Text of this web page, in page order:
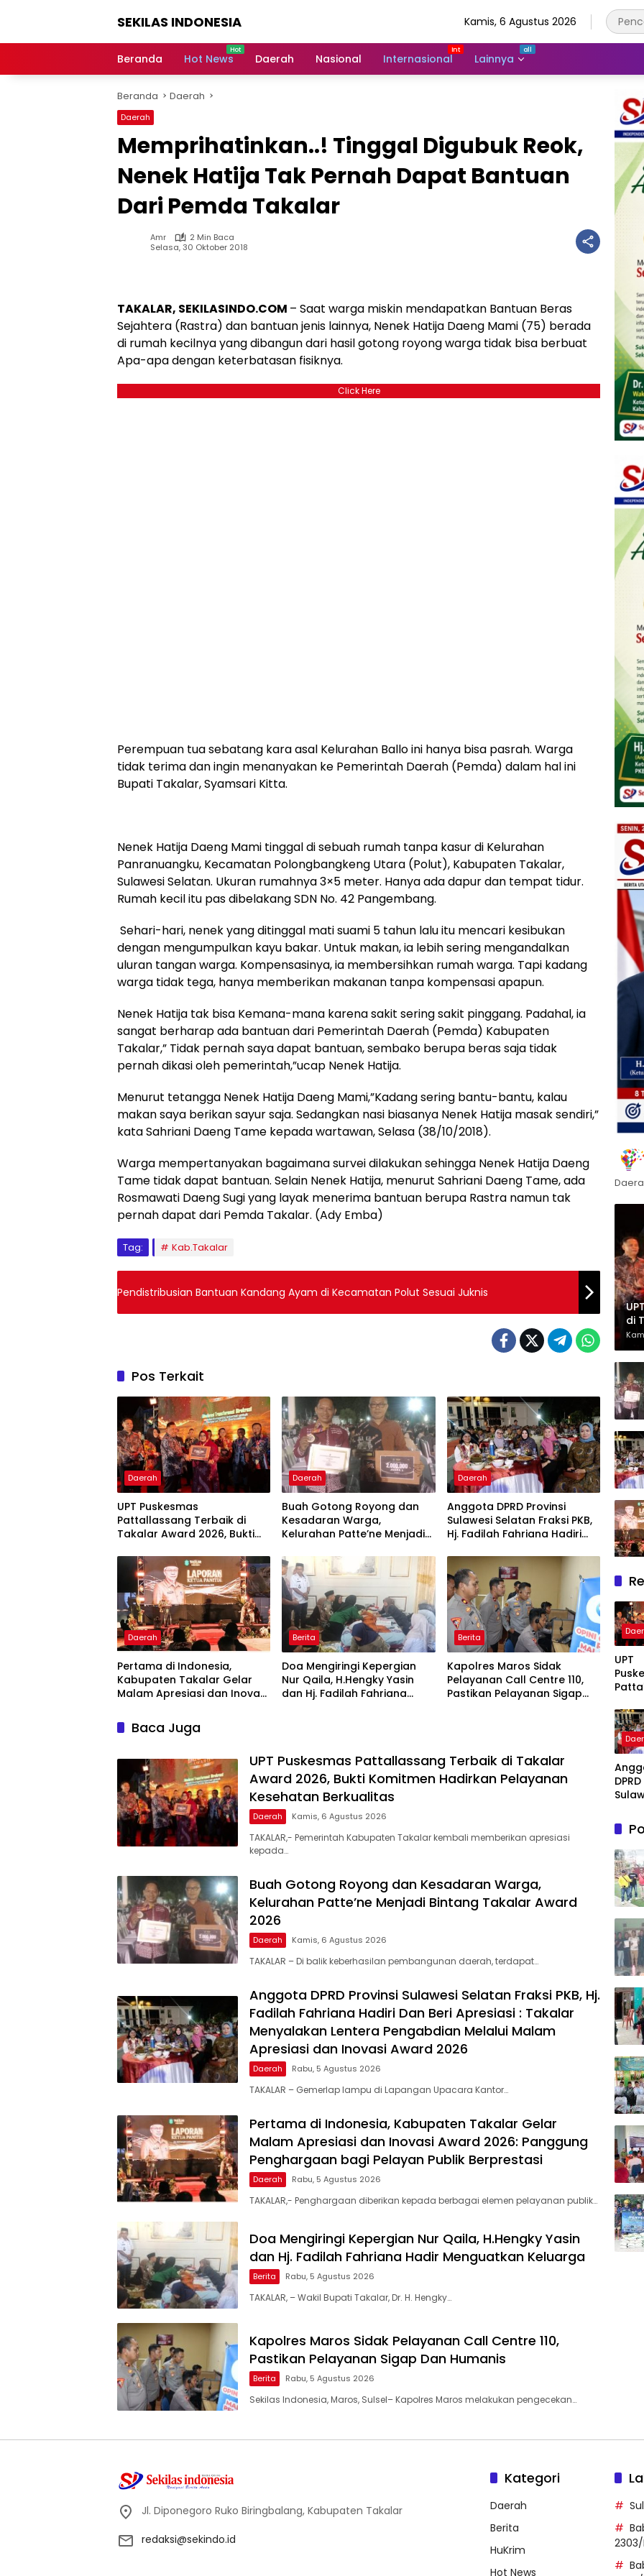
SEKILAS INDONESIA
Terkini,
Latest
World,
Headlines,
News
Kamis, 6 Agustus 2026
Beranda Hot News Daerah Nasional Internasional Lainnya
Beranda Daerah
Daerah
Memprihatinkan..! Tinggal Digubuk Reok,
Nenek Hatija Tak Pernah Dapat Bantuan
Dari Pemda Takalar
Amr
2 Min Baca
Selasa, 30 Oktober 2018
TAKALAR, SEKILASINDO.COM – Saat warga miskin mendapatkan Bantuan Beras
Sejahtera (Rastra) dan bantuan jenis lainnya, Nenek Hatija Daeng Mami (75) berada
di rumah kecilnya yang dibangun dari hasil gotong royong warga tidak bisa berbuat
Apa-apa dengan keterbatasan fisiknya.
Click Here
Perempuan tua sebatang kara asal Kelurahan Ballo ini hanya bisa pasrah. Warga
tidak terima dan ingin menanyakan ke Pemerintah Daerah (Pemda) dalam hal ini
Bupati Takalar, Syamsari Kitta.
Nenek Hatija Daeng Mami tinggal di sebuah rumah tanpa kasur di Kelurahan
Panranuangku, Kecamatan Polongbangkeng Utara (Polut), Kabupaten Takalar,
Sulawesi Selatan. Ukuran rumahnya 3×5 meter. Hanya ada dapur dan tempat tidur.
Rumah kecil itu pas dibelakang SDN No. 42 Pangembang.
Sehari-hari, nenek yang ditinggal mati suami 5 tahun lalu itu mencari kesibukan
dengan mengumpulkan kayu bakar. Untuk makan, ia lebih sering mengandalkan
uluran tangan warga. Kompensasinya, ia membersihkan rumah warga. Tapi kadang
warga tidak tega, hanya memberikan makanan tanpa kompensasi apapun.
Nenek Hatija tak bisa Kemana-mana karena sakit sering sakit pinggang. Padahal, ia
sangat berharap ada bantuan dari Pemerintah Daerah (Pemda) Kabupaten
Takalar,” Tidak pernah saya dapat bantuan, sembako berupa beras saja tidak
pernah dikasi oleh pemerintah,”ucap Nenek Hatija.
Menurut tetangga Nenek Hatija Daeng Mami,”Kadang sering bantu-bantu, kalau
makan saya berikan sayur saja. Sedangkan nasi biasanya Nenek Hatija masak sendiri,”
kata Sahriani Daeng Tame kepada wartawan, Selasa (38/10/2018).
Warga mempertanyakan bagaimana survei dilakukan sehingga Nenek Hatija Daeng
Tame tidak dapat bantuan. Selain Nenek Hatija, menurut Sahriani Daeng Tame, ada
Rosmawati Daeng Sugi yang layak menerima bantuan berupa Rastra namun tak
pernah dapat dari Pemda Takalar. (Ady Emba)
Tag: Kab.Takalar
Pendistribusian Bantuan Kandang Ayam di Kecamatan Polut Sesuai Juknis
Pos Terkait
Daerah
UPT Puskesmas
Pattallassang Terbaik di
Takalar Award 2026, Bukti
Pelayanan Kesehatan
Berkualitas
Daerah
Buah Gotong Royong dan
Kesadaran Warga,
Kelurahan Patte’ne Menjadi
Daerah
Anggota DPRD Provinsi
Sulawesi Selatan Fraksi PKB,
Hj. Fadilah Fahriana Hadiri
Menyalakan Lentera
Pengabdian Melalui Malam
Apresiasi dan Inovasi Award
2026
Daerah
Pertama di Indonesia,
Kabupaten Takalar Gelar
Malam Apresiasi dan Inovasi
Penghargaan bagi Pelayan
Publik Berprestasi
Berita
Doa Mengiringi Kepergian
Nur Qaila, H.Hengky Yasin
dan Hj. Fadilah Fahriana
Berita
Kapolres Maros Sidak
Pelayanan Call Centre 110,
Pastikan Pelayanan Sigap
Baca Juga
UPT Puskesmas Pattallassang Terbaik di Takalar
Award 2026, Bukti Komitmen Hadirkan Pelayanan
Kesehatan Berkualitas
Daerah Kamis, 6 Agustus 2026
TAKALAR,- Pemerintah Kabupaten Takalar kembali memberikan apresiasi
kepada…
Buah Gotong Royong dan Kesadaran Warga,
Kelurahan Patte’ne Menjadi Bintang Takalar Award
2026
Daerah Kamis, 6 Agustus 2026
TAKALAR – Di balik keberhasilan pembangunan daerah, terdapat…
Anggota DPRD Provinsi Sulawesi Selatan Fraksi PKB, Hj.
Fadilah Fahriana Hadiri Dan Beri Apresiasi : Takalar
Menyalakan Lentera Pengabdian Melalui Malam
Apresiasi dan Inovasi Award 2026
Daerah Rabu, 5 Agustus 2026
TAKALAR – Gemerlap lampu di Lapangan Upacara Kantor…
Pertama di Indonesia, Kabupaten Takalar Gelar
Malam Apresiasi dan Inovasi Award 2026: Panggung
Penghargaan bagi Pelayan Publik Berprestasi
Daerah Rabu, 5 Agustus 2026
TAKALAR,- Penghargaan diberikan kepada berbagai elemen pelayanan publik…
Doa Mengiringi Kepergian Nur Qaila, H.Hengky Yasin
dan Hj. Fadilah Fahriana Hadir Menguatkan Keluarga
Berita Rabu, 5 Agustus 2026
TAKALAR, – Wakil Bupati Takalar, Dr. H. Hengky…
Kapolres Maros Sidak Pelayanan Call Centre 110,
Pastikan Pelayanan Sigap Dan Humanis
Berita Rabu, 5 Agustus 2026
Sekilas Indonesia, Maros, Sulsel– Kapolres Maros melakukan pengecekan…
di
UPT
Bukti
Fraksi
Beri
:
dan
Jl. Diponegoro Ruko Biringbalang, Kabupaten Takalar
redaksi@sekindo.id
Kategori
Daerah
Berita
HuKrim
Hot News